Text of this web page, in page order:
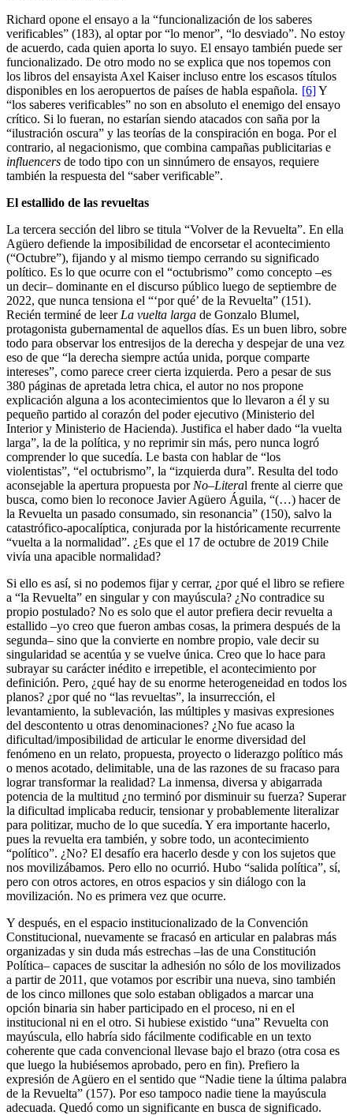
Richard opone el ensayo a la “funcionalización de los saberes
verificables” (183), al optar por “lo menor”, “lo desviado”. No estoy
de acuerdo, cada quien aporta lo suyo. El ensayo también puede ser
funcionalizado. De otro modo no se explica que nos topemos con
los libros del ensayista Axel Kaiser incluso entre los escasos títulos
disponibles en los aeropuertos de países de habla española. [6]Y
“los saberes verificables” no son en absoluto el enemigo del ensayo
crítico. Si lo fueran, no estarían siendo atacados con saña por la
“ilustración oscura” y las teorías de la conspiración en boga. Por el
contrario, al negacionismo, que combina campañas publicitarias e
influencers de todo tipo con un sinnúmero de ensayos, requiere
también la respuesta del “saber verificable”.
El estallido de las revueltas
La tercera sección del libro se titula “Volver de la Revuelta”. En ella
Agüero defiende la imposibilidad de encorsetar el acontecimiento
(“Octubre”), fijando y al mismo tiempo cerrando su significado
político. Es lo que ocurre con el “octubrismo” como concepto –es
un decir– dominante en el discurso público luego de septiembre de
2022, que nunca tensiona el “‘por qué’ de la Revuelta” (151).
Recién terminé de leer La vuelta larga de Gonzalo Blumel,
protagonista gubernamental de aquellos días. Es un buen libro, sobre
todo para observar los entresijos de la derecha y despejar de una vez
eso de que “la derecha siempre actúa unida, porque comparte
intereses”, como parece creer cierta izquierda. Pero a pesar de sus
380 páginas de apretada letra chica, el autor no nos propone
explicación alguna a los acontecimientos que lo llevaron a él y su
pequeño partido al corazón del poder ejecutivo (Ministerio del
Interior y Ministerio de Hacienda). Justifica el haber dado “la vuelta
larga”, la de la política, y no reprimir sin más, pero nunca logró
comprender lo que sucedía. Le basta con hablar de “los
violentistas”, “el octubrismo”, la “izquierda dura”. Resulta del todo
aconsejable la apertura propuesta por No–Literal frente al cierre que
busca, como bien lo reconoce Javier Agüero Águila, “(…) hacer de
la Revuelta un pasado consumado, sin resonancia” (150), salvo la
catastrófico-apocalíptica, conjurada por la históricamente recurrente
“vuelta a la normalidad”. ¿Es que el 17 de octubre de 2019 Chile
vivía una apacible normalidad?
Si ello es así, si no podemos fijar y cerrar, ¿por qué el libro se refiere
a “la Revuelta” en singular y con mayúscula? ¿No contradice su
propio postulado? No es solo que el autor prefiera decir revuelta a
estallido –yo creo que fueron ambas cosas, la primera después de la
segunda– sino que la convierte en nombre propio, vale decir su
singularidad se acentúa y se vuelve única. Creo que lo hace para
subrayar su carácter inédito e irrepetible, el acontecimiento por
definición. Pero, ¿qué hay de su enorme heterogeneidad en todos los
planos? ¿por qué no “las revueltas”, la insurrección, el
levantamiento, la sublevación, las múltiples y masivas expresiones
del descontento u otras denominaciones? ¿No fue acaso la
dificultad/imposibilidad de articular le enorme diversidad del
fenómeno en un relato, propuesta, proyecto o liderazgo político más
o menos acotado, delimitable, una de las razones de su fracaso para
lograr transformar la realidad? La inmensa, diversa y abigarrada
potencia de la multitud ¿no terminó por disminuir su fuerza? Superar
la dificultad implicaba reducir, tensionar y probablemente literalizar
para politizar, mucho de lo que sucedía. Y era importante hacerlo,
pues la revuelta era también, y sobre todo, un acontecimiento
“político”. ¿No? El desafío era hacerlo desde y con los sujetos que
nos movilizábamos. Pero ello no ocurrió. Hubo “salida política”, sí,
pero con otros actores, en otros espacios y sin diálogo con la
movilización. No es primera vez que ocurre.
Y después, en el espacio institucionalizado de la Convención
Constitucional, nuevamente se fracasó en articular en palabras más
organizadas y sin duda más estrechas –las de una Constitución
Política– capaces de suscitar la adhesión no sólo de los movilizados
a partir de 2011, que votamos por escribir una nueva, sino también
de los cinco millones que solo estaban obligados a marcar una
opción binaria sin haber participado en el proceso, ni en el
institucional ni en el otro. Si hubiese existido “una” Revuelta con
mayúscula, ello habría sido fácilmente codificable en un texto
coherente que cada convencional llevase bajo el brazo (otra cosa es
que luego la hubiésemos aprobado, pero en fin). Prefiero la
expresión de Agüero en el sentido que “Nadie tiene la última palabra
de la Revuelta” (157). Por eso tampoco nadie tiene la mayúscula
adecuada. Quedó como un significante en busca de significado.